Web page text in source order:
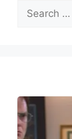
Search
for: